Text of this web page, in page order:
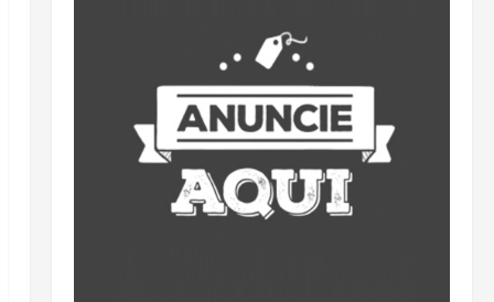
Entenda o que muda com a
nova Lei do Frete
qui 06/08/2026 • 15:00
Estudo sobre hepatites virais